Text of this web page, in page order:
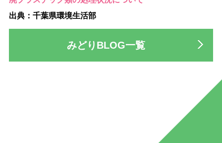
出典：千葉県環境生活部
みどりBLOG一覧